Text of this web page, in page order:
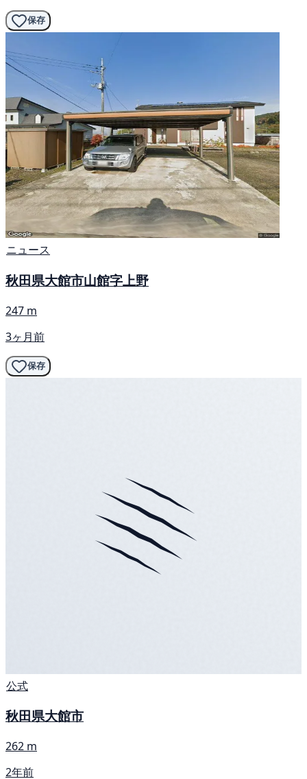
保存
ニュース
秋田県大館市山館字上野
247 m
3ヶ月前
保存
公式
秋田県大館市
262 m
2年前